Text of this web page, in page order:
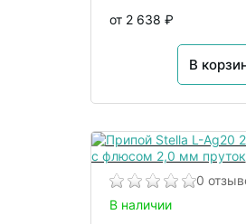
от 2 638 ₽
В
0
В наличии